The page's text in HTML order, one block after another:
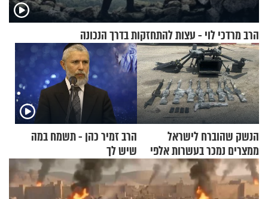
הרב מרדכי לוי - עצות להתחזקות בדרך הנכונה
הנשק שהוברח לישראל
ממצרים נמכר בעשרות אלפי
שקלים
הרב זמיר כהן - תשמח במה
שיש לך